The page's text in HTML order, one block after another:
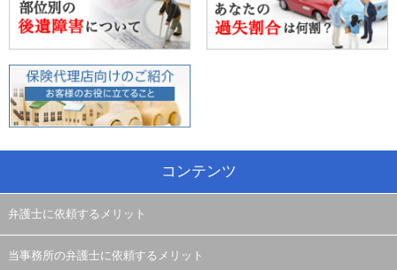
コンテンツ
弁護士に依頼するメリット
当事務所の弁護士に依頼するメリット